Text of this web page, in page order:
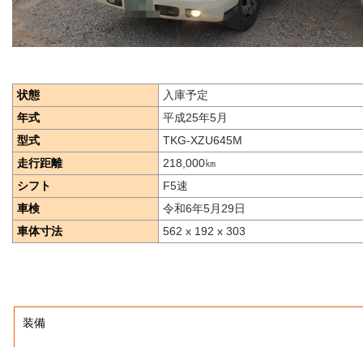
状態
入庫予定
年式
平成25年5月
型式
TKG-XZU645M
走行距離
218,000㎞
シフト
F5速
車検
令和6年5月29日
車体寸法
562 x 192 x 303
装備